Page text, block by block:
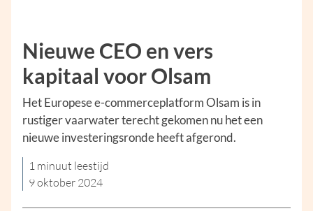
Nieuwe CEO en vers
kapitaal voor Olsam
Het Europese e-commerceplatform Olsam is in
rustiger vaarwater terecht gekomen nu het een
nieuwe investeringsronde heeft afgerond.
1 minuut leestijd
9 oktober 2024